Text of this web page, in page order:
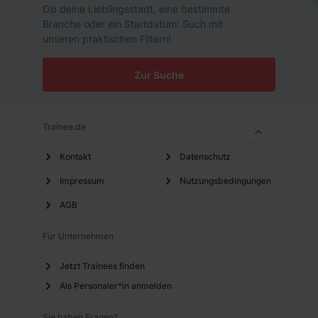
die USA (Art. 49 Abs. 1 S. 1 lit. a) DS-GVO). Die USA
verfügen über kein angemessenes Datenschutzniveau
(EuGH – Schrems II). Du kannst die von dir erteilte
Einwilligung jederzeit mit Wirkung für die Zukunft ganz
oder teilweise über unsere Datenschutzerklärung unter
dem Punkt „Datenschutz-Einstellungen“ widerrufen.
du durch Klick auf „Details zeigen“. Weitere
Ob deine Lieblingsstadt, eine bestimmte
Branche oder ein Startdatum: Such mit
unseren praktischen Filtern!
Zur Suche
Trainee.de
Kontakt
Impressum
AGB
Datenschutz
Nutzungsbedingungen
Für Unternehmen
Jetzt Trainees finden
Als Personaler*in anmelden